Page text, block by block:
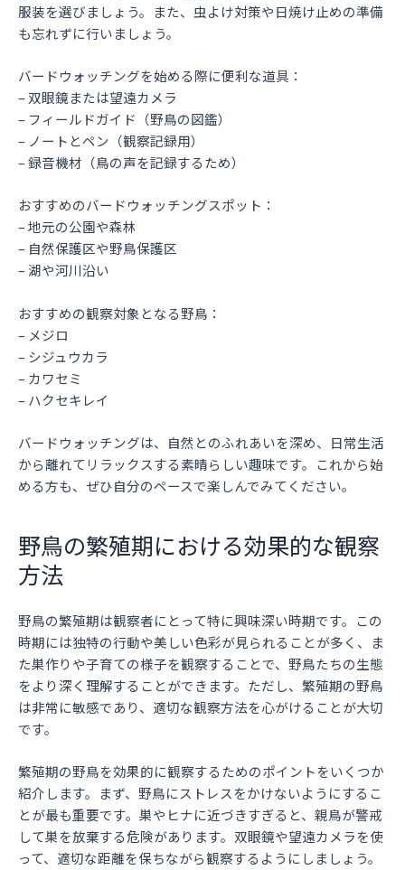
服装を選びましょう。また、虫よけ対策や日焼け止めの準備
も忘れずに行いましょう。
バードウォッチングを始める際に便利な道具：
– 双眼鏡または望遠カメラ
– フィールドガイド（野鳥の図鑑）
– ノートとペン（観察記録用）
– 録音機材（鳥の声を記録するため）
おすすめのバードウォッチングスポット：
– 地元の公園や森林
– 自然保護区や野鳥保護区
– 湖や河川沿い
おすすめの観察対象となる野鳥：
– メジロ
– シジュウカラ
– カワセミ
– ハクセキレイ
バードウォッチングは、自然とのふれあいを深め、日常生活
から離れてリラックスする素晴らしい趣味です。これから始
める方も、ぜひ自分のペースで楽しんでみてください。
野鳥の繁殖期における効果的な観察
方法
野鳥の繁殖期は観察者にとって特に興味深い時期です。この
時期には独特の行動や美しい色彩が見られることが多く、ま
た巣作りや子育ての様子を観察することで、野鳥たちの生態
をより深く理解することができます。ただし、繁殖期の野鳥
は非常に敏感であり、適切な観察方法を心がけることが大切
です。
繁殖期の野鳥を効果的に観察するためのポイントをいくつか
紹介します。まず、野鳥にストレスをかけないようにするこ
とが最も重要です。巣やヒナに近づきすぎると、親鳥が警戒
して巣を放棄する危険があります。双眼鏡や望遠カメラを使
って、適切な距離を保ちながら観察するようにしましょう。